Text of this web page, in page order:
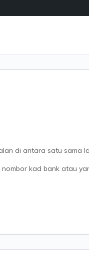
di antara satu sama
kad bank atau